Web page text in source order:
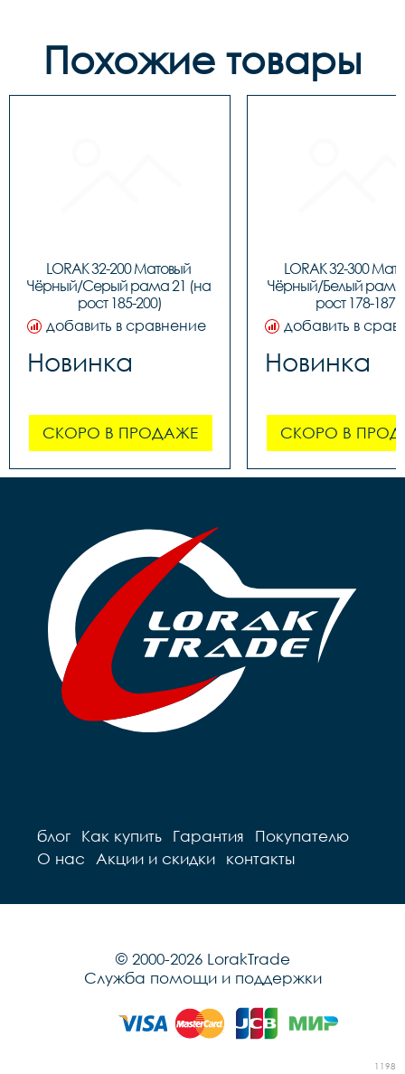
Похожие товары
LORAK 32-200 Матовый
Чёрный/Серый рама 21 (на
рост 185-200)
добавить в сравнение
Новинка
СКОРО В ПРОДАЖЕ
LORAK 32-300
Чёрный/Белый рама
рост 178-187)
добавить в
Новинка
СКОРО В
блог Как купить Гарантия
Покупателю
О нас
Акции и скидки контакты
© 2000-2026 LorakTrade
Служба помощи и поддержки
1198